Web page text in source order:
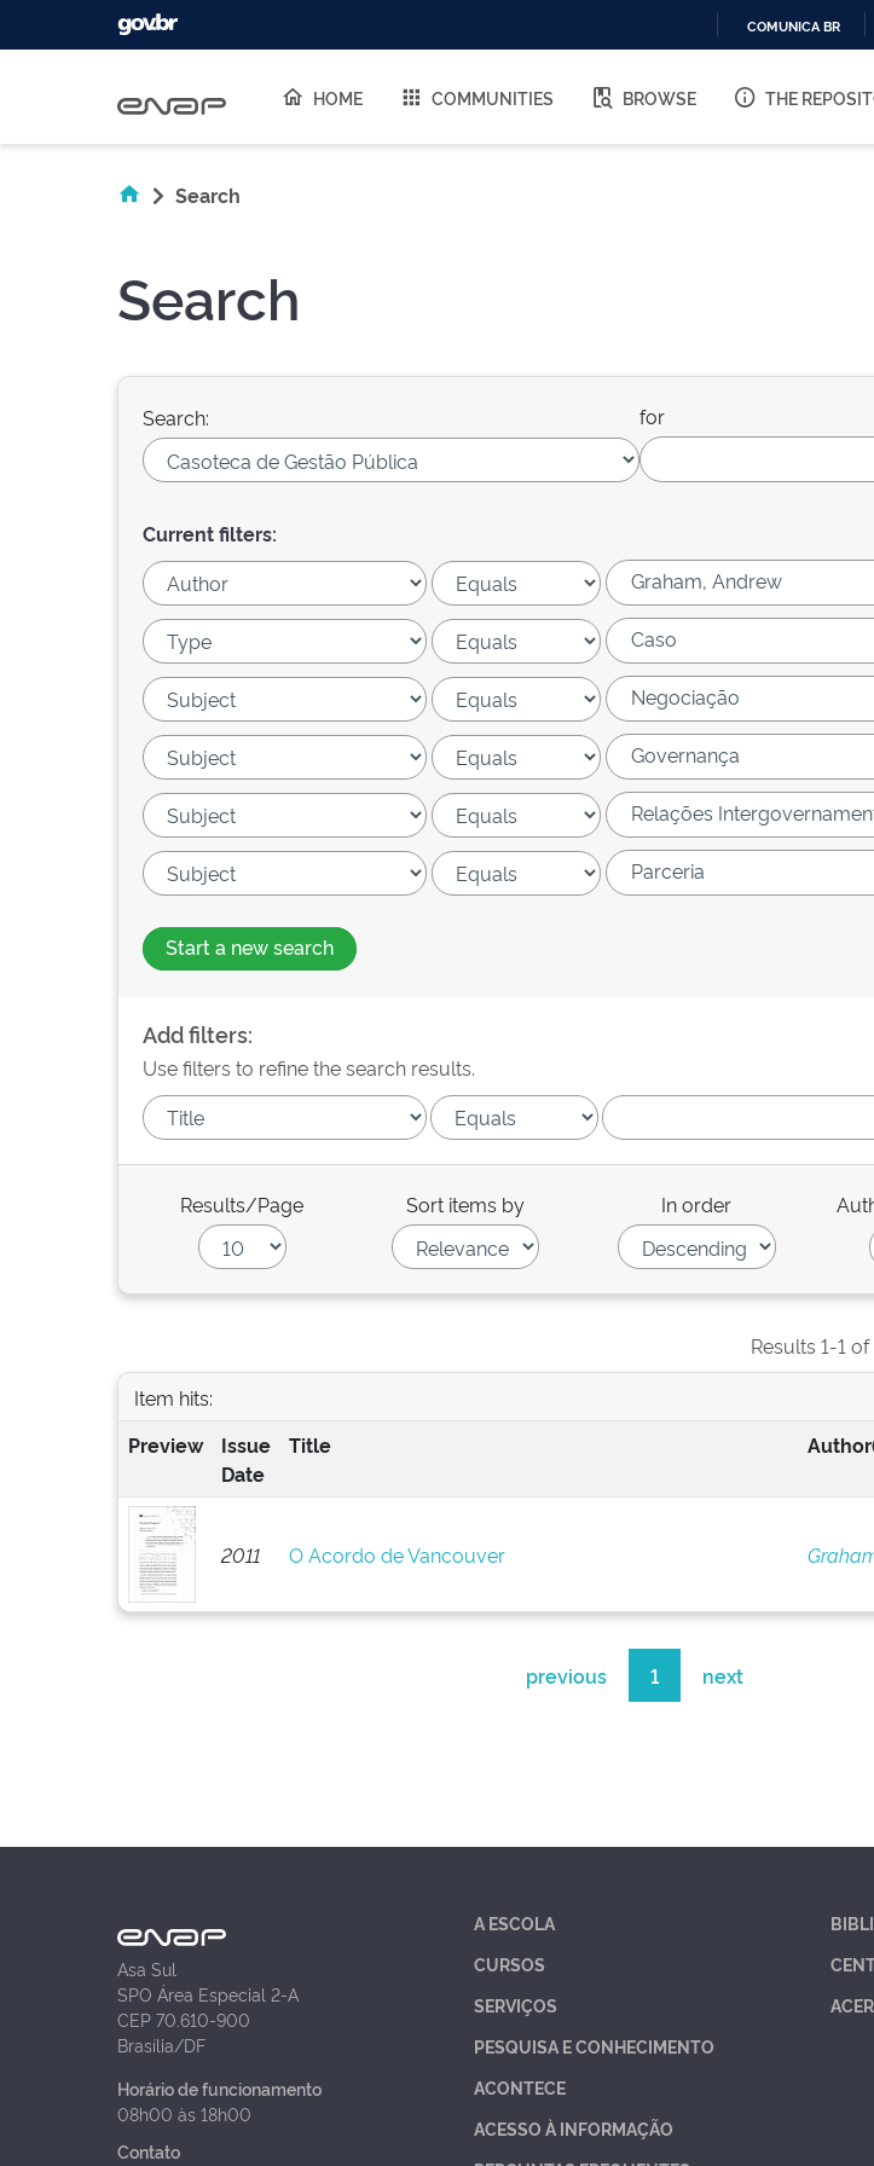
O
COMUNICA BR
HOME COMMUNITIES BROWSE THE
Search
Search
Search: for
Current filters:
Start a new search
Add filters:
Use filters to refine the search results.
Results/Page Sort items by In order
Results 1-1
Item hits:
Preview
Issue
Date
Title
2011 O Acordo de Vancouver
previous 1 next
Asa Sul
SPO Área Especial 2-A
CEP 70.610-900
Brasília/DF
Horário de funcionamento
08h00 às 18h00
Contato
A ESCOLA
CURSOS
SERVIÇOS
PESQUISA E CONHECIMENTO
ACONTECE
ACESSO À INFORMAÇÃO